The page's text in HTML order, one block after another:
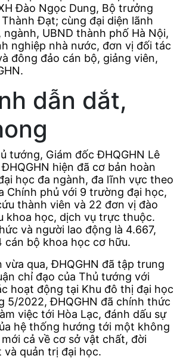
Đào Ngọc Dung, Bộ trưởng
Thành Đạt; cùng đại diện lãnh
UBND thành phố Hà Nội,
nghiệp nhà nước, đơn vị đối tác
đông đảo cán bộ, giảng viên,
dẫn dắt,
tướng, Giám đốc ĐHQGHN Lê
hiện đã cơ bản hoàn
học đa ngành, đa lĩnh vực theo
Chính phủ với 9 trường đại học,
thành viên và 22 đơn vị đào
khoa học, dịch vụ trực thuộc.
và người lao động là 4.667,
cán bộ khoa học cơ hữu.
vừa qua, ĐHQGHN đã tập trung
chỉ đạo của Thủ tướng với
hoạt động tại Khu đô thị đại học
5/2022, ĐHQGHN đã chính thức
việc tới Hòa Lạc, đánh dấu sự
hệ thống hướng tới một không
cả về cơ sở vật chất, đời
và quản trị đại học.